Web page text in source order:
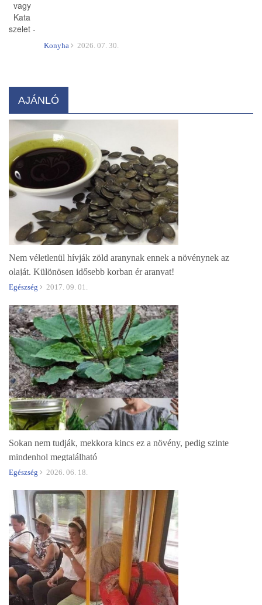
Konyha 2026. 07. 30.
AJÁNLÓ
Nem véletlenül hívják zöld aranynak ennek a növénynek az
olaját. Különösen idősebb korban ér aranyat!
Egészség 2017. 09. 01.
Sokan nem tudják, mekkora kincs ez a növény, pedig szinte
mindenhol megtalálható
Egészség 2026. 06. 18.